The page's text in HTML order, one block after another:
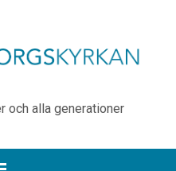
och alla generationer